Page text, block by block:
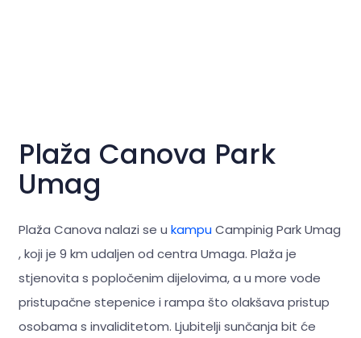
Plaža Canova Park
Umag
Plaža Canova nalazi se u kampuCampinig Park Umag
, koji je 9 km udaljen od centra Umaga. Plaža je
stjenovita s popločenim dijelovima, a u more vode
pristupačne stepenice i rampa što olakšava pristup
osobama s invaliditetom. Ljubitelji sunčanja bit će